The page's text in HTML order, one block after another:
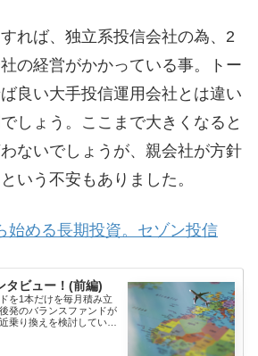
れば、独立系投信会社の為、2
の経営がかかっている事。トー
良い大手投信運用会社とは違い
しょう。ここまで大きくなると
ないでしょうが、親会社が方針
いう不安もありました。
始める長期投資。セゾン投信
タビュー！(前編)
を1本だけを毎月積み立
発のバランスファンドが
乗り換えを検討していま